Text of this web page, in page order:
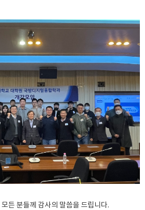
든 분들께 감사의 말씀을 드립니다.